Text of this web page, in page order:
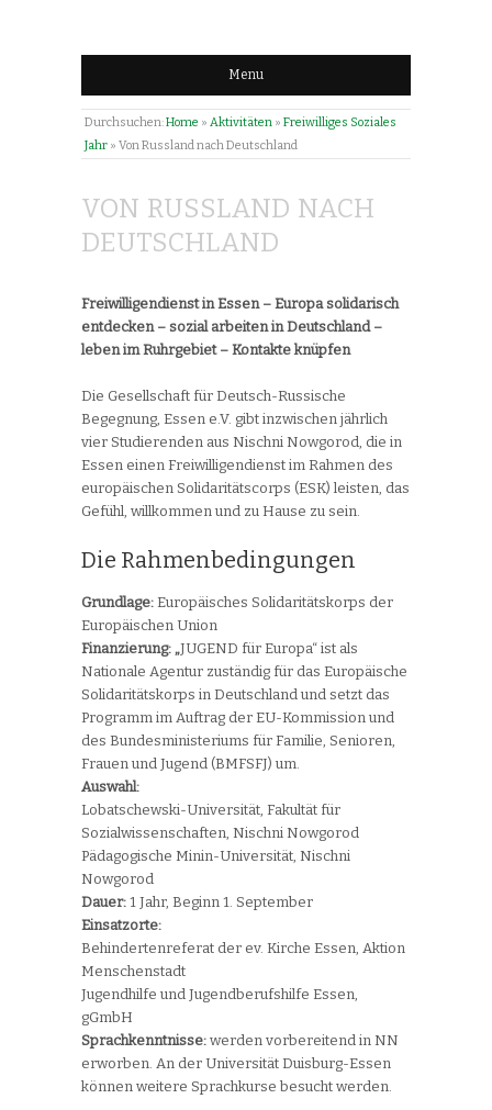
Menu
Durchsuchen:Home » Aktivitäten » Freiwilliges Soziales
Jahr » Von Russland nach Deutschland
VON RUSSLAND NACH
DEUTSCHLAND
Freiwilligendienst in Essen – Europa solidarisch
entdecken – sozial arbeiten in Deutschland –
leben im Ruhrgebiet – Kontakte knüpfen
Die Gesellschaft für Deutsch-Russische
Begegnung, Essen e.V. gibt inzwischen jährlich
vier Studierenden aus Nischni Nowgorod, die in
Essen einen Freiwilligendienst im Rahmen des
europäischen Solidaritätscorps (ESK) leisten, das
Gefühl, willkommen und zu Hause zu sein.
Die Rahmenbedingungen
Grundlage: Europäisches Solidaritätskorps der
Europäischen Union
Finanzierung: „JUGEND für Europa“ ist als
Nationale Agentur zuständig für das Europäische
Solidaritätskorps in Deutschland und setzt das
Programm im Auftrag der EU-Kommission und
des Bundesministeriums für Familie, Senioren,
Frauen und Jugend (BMFSFJ) um.
Auswahl:
Lobatschewski-Universität, Fakultät für
Sozialwissenschaften, Nischni Nowgorod
Pädagogische Minin-Universität, Nischni
Nowgorod
Dauer: 1 Jahr, Beginn 1. September
Einsatzorte:
Behindertenreferat der ev. Kirche Essen, Aktion
Menschenstadt
Jugendhilfe und Jugendberufshilfe Essen,
gGmbH
Sprachkenntnisse: werden vorbereitend in NN
erworben. An der Universität Duisburg-Essen
können weitere Sprachkurse besucht werden.